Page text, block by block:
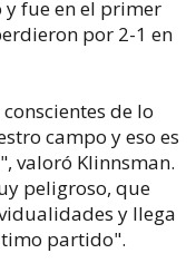
y fue en el primer
por 2-1 en
de lo
campo y eso es
valoró Klinnsman.
peligroso, que
y llega
partido".